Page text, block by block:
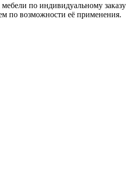
по индивидуальному заказу
по возможности её применения.